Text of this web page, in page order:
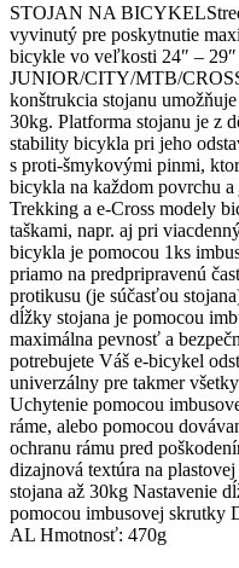
STOJAN NA
vyvinutý pre poskytnutie
bicykle vo veľkosti 24″ –
JUNIOR/CITY/MTB/
konštrukcia stojanu
30kg. Platforma stojanu je z
stability bicykla pri jeho
s proti-šmykovými pinmi,
bicykla na každom povrchu
Trekking a e-Cross modely
taškami, napr. aj pri
bicykla je pomocou 1ks
priamo na predpripravenú
protikusu (je súčasťou
dĺžky stojana je pomocou
maximálna pevnosť a
potrebujete Váš e-bicykel
univerzálny pre takmer
Uchytenie pomocou
ráme, alebo pomocou
ochranu rámu pred
dizajnová textúra na
stojana až 30kg Nastavenie
pomocou imbusovej skrutky
AL Hmotnosť: 470g